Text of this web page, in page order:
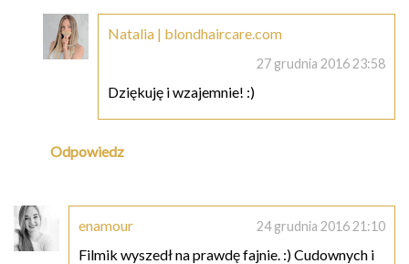
Natalia | blondhaircare.com
27 grudnia 2016 23:58
Dziękuję i wzajemnie! :)
Odpowiedz
enamour 24 grudnia 2016 21:10
Filmik wyszedł na prawdę fajnie. :) Cudownych i